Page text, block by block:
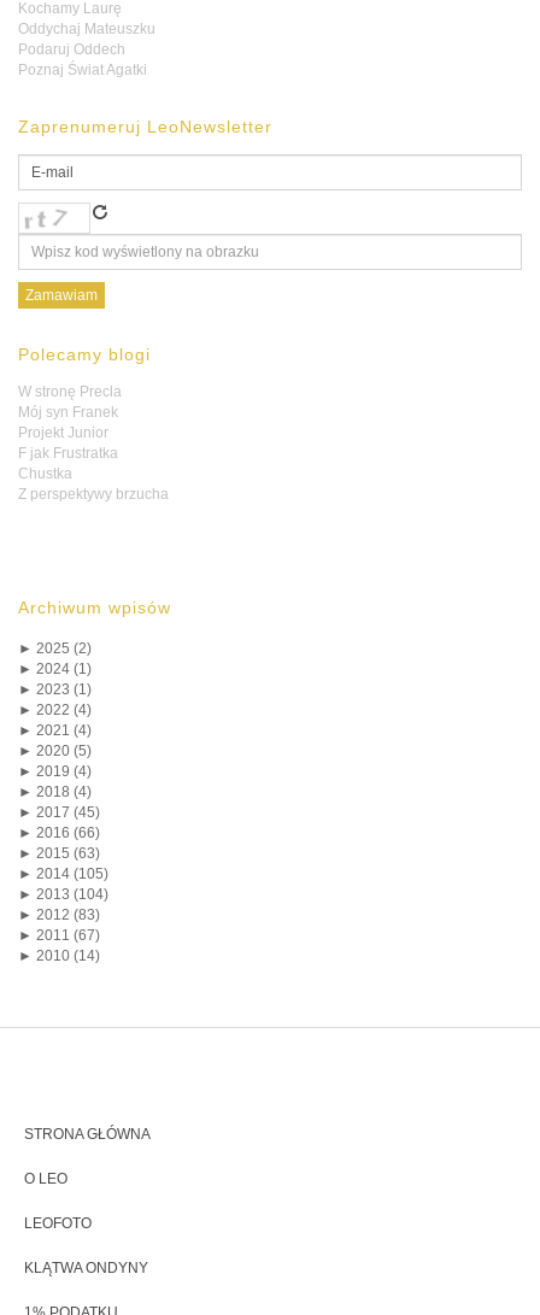
Kochamy Laurę
Oddychaj Mateuszku
Podaruj Oddech
Poznaj Świat Agatki
Zaprenumeruj LeoNewsletter
Polecamy blogi
W stronę Precla
Mój syn Franek
Projekt Junior
F jak Frustratka
Chustka
Z perspektywy brzucha
Archiwum wpisów
► 2025 (2)
► 2024 (1)
► 2023 (1)
► 2022 (4)
► 2021 (4)
► 2020 (5)
► 2019 (4)
► 2018 (4)
► 2017 (45)
► 2016 (66)
► 2015 (63)
► 2014 (105)
► 2013 (104)
► 2012 (83)
► 2011 (67)
► 2010 (14)
STRONA GŁÓWNA
O LEO
LEOFOTO
KLĄTWA ONDYNY